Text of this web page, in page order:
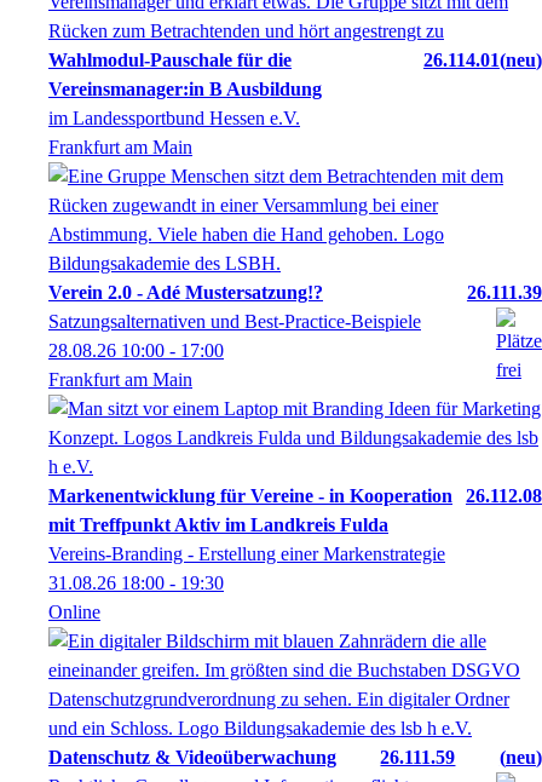
Wahlmodul-Pauschale für die
Vereinsmanager:in B Ausbildung
26.114.01 neu
im Landessportbund Hessen e.V.
Frankfurt am Main
Verein 2.0 - Adé Mustersatzung!?
26.111.39
Satzungsalternativen und Best-Practice-Beispiele
28.08.26 10:00 - 17:00
Frankfurt am Main
Markenentwicklung für Vereine - in Kooperation
mit Treffpunkt Aktiv im Landkreis Fulda
26.112.08
Vereins-Branding - Erstellung einer Markenstrategie
31.08.26 18:00 - 19:30
Online
Datenschutz & Videoüberwachung 26.111.59
neu